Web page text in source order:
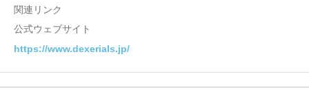
関連リンク
公式ウェブサイト
https://www.dexerials.jp/